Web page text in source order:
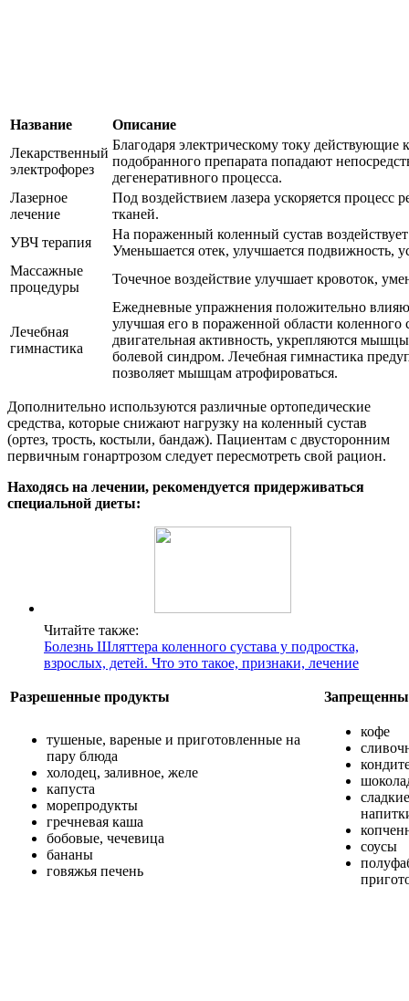
Название
Описание
Лекарственный
электрофорез
Благодаря электрическому току действующие
подобранного препарата попадают
дегенеративного процесса.
Лазерное
лечение
Под воздействием лазера ускоряется процесс
тканей.
УВЧ терапия
На пораженный коленный сустав
Уменьшается отек, улучшается подвижность,
Массажные
процедуры
Точечное воздействие улучшает кровоток,
Лечебная
гимнастика
Ежедневные упражнения положительно
улучшая его в пораженной области коленного
двигательная активность, укрепляются
болевой синдром. Лечебная гимнастика
позволяет мышцам атрофироваться.
Дополнительно используются различные ортопедические
средства, которые снижают нагрузку на коленный сустав
(ортез, трость, костыли, бандаж). Пациентам с двусторонним
первичным гонартрозом следует пересмотреть свой рацион.
Находясь на лечении, рекомендуется придерживаться
специальной диеты:
Читайте также:
Болезнь Шляттера коленного сустава у подростка,
взрослых, детей. Что это такое, признаки, лечение
Разрешенные продукты
тушеные, вареные и приготовленные на
пару блюда
холодец, заливное, желе
капуста
морепродукты
гречневая каша
бобовые, чечевица
бананы
говяжья печень
кофе
соусы